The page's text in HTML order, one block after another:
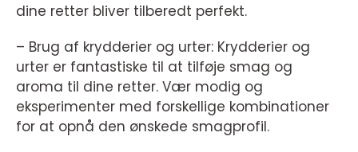
dine retter bliver tilberedt perfekt.
– Brug af krydderier og urter: Krydderier og
urter er fantastiske til at tilføje smag og
aroma til dine retter. Vær modig og
eksperimenter med forskellige kombinationer
for at opnå den ønskede smagprofil.